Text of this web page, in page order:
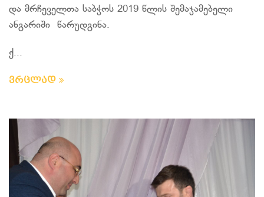
და მრჩეველთა საბჭოს 2019 წლის შემაჯამებელი
ანგარიში წარუდგინა.
ქ...
ვრცლად